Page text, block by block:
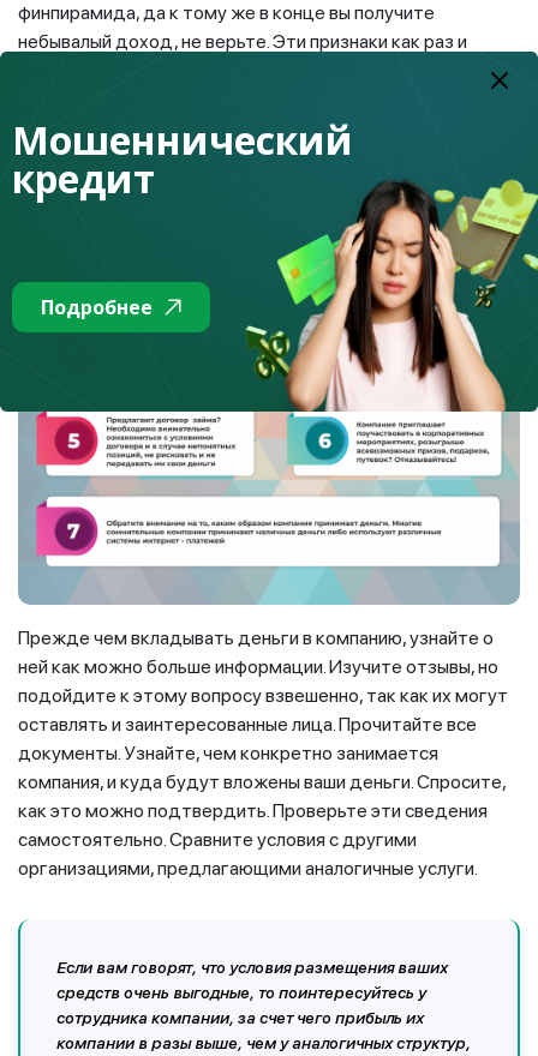
финпирамида, да к тому же в конце вы получите
небывалый доход, не верьте. Эти признаки как раз и
Прежде чем вкладывать деньги в компанию, узнайте о
ней как можно больше информации. Изучите отзывы, но
подойдите к этому вопросу взвешенно, так как их могут
оставлять и заинтересованные лица. Прочитайте все
документы. Узнайте, чем конкретно занимается
компания, и куда будут вложены ваши деньги. Спросите,
как это можно подтвердить. Проверьте эти сведения
самостоятельно. Сравните условия с другими
организациями, предлагающими аналогичные услуги.
Если вам говорят, что условия размещения ваших
средств очень выгодные, то поинтересуйтесь у
сотрудника компании, за счет чего прибыль их
компании в разы выше, чем у аналогичных структур,
Мошеннический
кредит
Подробнее